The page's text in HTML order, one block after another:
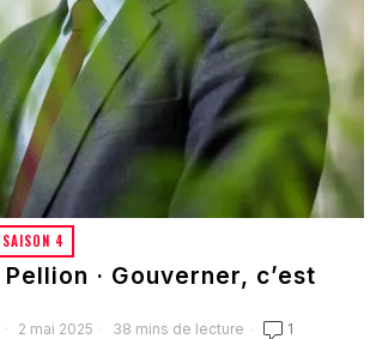
SAISON 4
· Gouverner, c’est
2 mai 2025 38 mins de lecture 1